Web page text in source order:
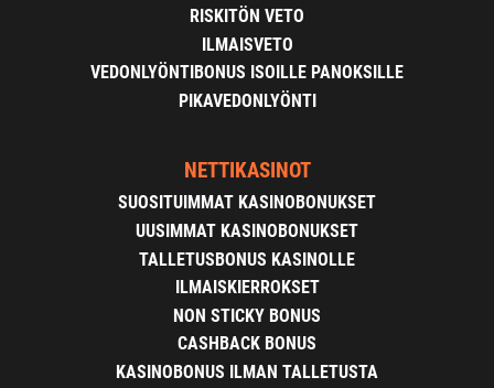
RISKITÖN VETO
ILMAISVETO
VEDONLYÖNTIBONUS ISOILLE PANOKSILLE
PIKAVEDONLYÖNTI
NETTIKASINOT
SUOSITUIMMAT KASINOBONUKSET
UUSIMMAT KASINOBONUKSET
TALLETUSBONUS KASINOLLE
ILMAISKIERROKSET
NON STICKY BONUS
CASHBACK BONUS
KASINOBONUS ILMAN TALLETUSTA